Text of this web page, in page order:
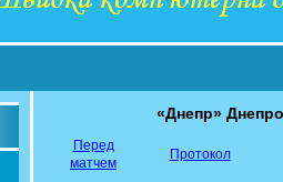
«Днепр»
Перед
матчем
Протокол